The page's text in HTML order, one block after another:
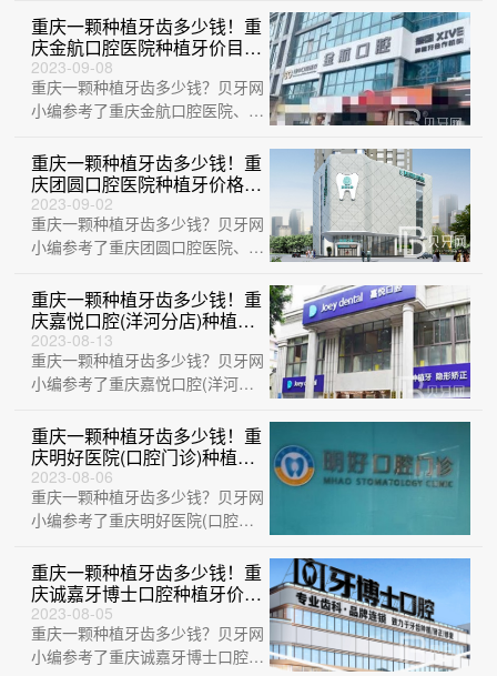
南路店)、重···
重庆一颗种植牙齿多少钱！重
庆金航口腔医院种植牙价目表
已更新，美国欧妮泰Basic种
植系统：6751元起/颗！
2023-09-08
重庆一颗种植牙齿多少钱？贝牙网
小编参考了重庆金航口腔医院、重
博士口腔···
重庆一颗种植牙齿多少钱！重
庆团圆口腔医院种植牙价格表
抢先看，瑞士iti：6673元起/
颗！
2023-09-02
重庆一颗种植牙齿多少钱？贝牙网
小编参考了重庆团圆口腔医院、重
门诊部(江···
重庆一颗种植牙齿多少钱！重
庆嘉悦口腔(洋河分店)种植牙
价格被打下来了，美国杰美种
植体：7380元起/颗！
2023-08-13
重庆一颗种植牙齿多少钱？贝牙网
小编参考了重庆嘉悦口腔(洋河分
庆王悦力口···
重庆一颗种植牙齿多少钱！重
庆明好医院(口腔门诊)种植牙
价目表已更新，德国Camlog
卡姆洛种植体：5254元起/
颗！
2023-08-06
重庆一颗种植牙齿多少钱？贝牙网
小编参考了重庆明好医院(口腔门
店)、重庆向···
重庆一颗种植牙齿多少钱！重
庆诚嘉牙博士口腔种植牙价格
表更新，德国普鲁士
Prussian：6617元起/颗！
2023-08-05
重庆一颗种植牙齿多少钱？贝牙网
小编参考了重庆诚嘉牙博士口腔、